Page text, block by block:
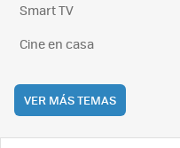
Smart TV
Cine en casa
VER MÁS TEMAS